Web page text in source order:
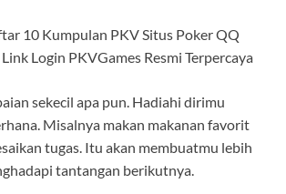
10 Kumpulan PKV Situs Poker QQ
Login PKVGames Resmi Terpercaya
sekecil apa pun. Hadiahi dirimu
Misalnya makan makanan favorit
tugas. Itu akan membuatmu lebih
tantangan berikutnya.